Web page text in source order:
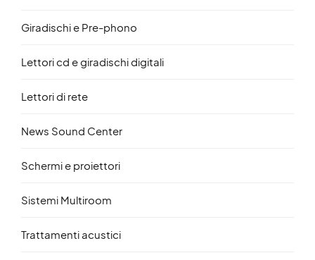
Giradischi e Pre-phono
Lettori cd e giradischi digitali
Lettori di rete
News Sound Center
Schermi e proiettori
Sistemi Multiroom
Trattamenti acustici